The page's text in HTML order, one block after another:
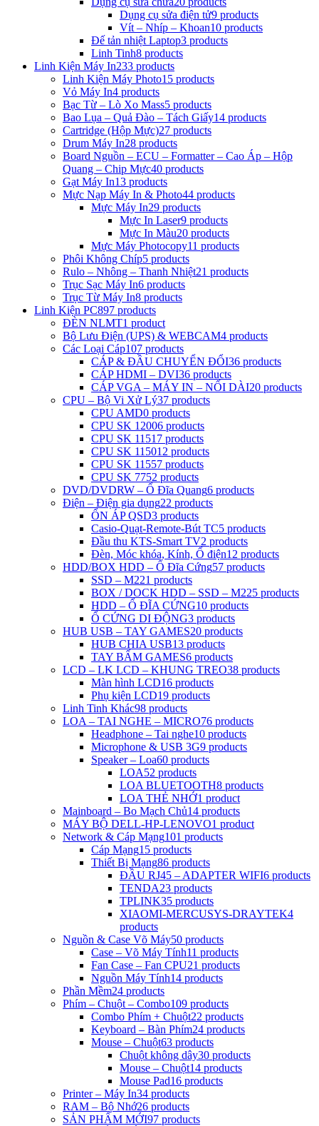
Dụng cụ sửa điện tử9 products
Vít – Nhíp – Khoan10 products
Đế tản nhiệt Laptop3 products
Linh Tinh8 products
Linh Kiện Máy In233 products
Linh Kiện Máy Photo15 products
Vỏ Máy In4 products
Bạc Từ – Lò Xo Mass5 products
Bao Lụa – Quả Đào – Tách Giấy14 products
Cartridge (Hộp Mực)27 products
Drum Máy In28 products
Board Nguồn – ECU – Formatter – Cao Áp – Hộp
Quang – Chip Mực40 products
Gạt Máy In13 products
Mực Nạp Máy In & Photo44 products
Mực Máy In29 products
Mực In Laser9 products
Mực In Màu20 products
Mực Máy Photocopy11 products
Phôi Không Chíp5 products
Rulo – Nhông – Thanh Nhiệt21 products
Trục Sạc Máy In6 products
Trục Từ Máy In8 products
Linh Kiện PC897 products
ĐÈN NLMT1 product
Bộ Lưu Điện (UPS) & WEBCAM4 products
Các Loại Cáp107 products
CÁP & ĐẦU CHUYỂN ĐỔI36 products
CÁP HDMI – DVI36 products
CÁP VGA – MÁY IN – NỐI DÀI20 products
CPU – Bộ Vi Xử Lý37 products
CPU AMD0 products
CPU SK 12006 products
CPU SK 1151 7 products
CPU SK 115012 products
CPU SK 11557 products
CPU SK 7752 products
DVD/DVDRW – Ổ Đĩa Quang6 products
Điện – Điện gia dụng22 products
ỔN ÁP QSD3 products
Casio-Quạt-Remote-Bút TC5 products
Đầu thu KTS-Smart TV2 products
Đèn, Móc khóa, Kính, Ổ điện12 products
HDD/BOX HDD – Ổ Đĩa Cứng57 products
SSD – M221 products
BOX / DOCK HDD – SSD – M225 products
HDD – Ổ ĐĨA CỨNG10 products
Ổ CỨNG DI ĐỘNG3 products
HUB USB – TAY GAMES20 products
HUB CHIA USB13 products
TAY BẤM GAMES6 products
LCD – LK LCD – KHUNG TREO38 products
Màn hình LCD16 products
Phụ kiện LCD19 products
Linh Tinh Khác98 products
LOA – TAI NGHE – MICRO76 products
Headphone – Tai nghe10 products
Microphone & USB 3G9 products
Speaker – Loa60 products
LOA52 products
LOA BLUETOOTH8 products
LOA THẺ NHỚ1 product
Mainboard – Bo Mạch Chủ14 products
MÁY BỘ DELL-HP-LENOVO1 product
Network & Cáp Mạng101 products
Cáp Mạng15 products
Thiết Bị Mạng86 products
ĐẦU RJ45 – ADAPTER WIFI6 products
TENDA23 products
TPLINK35 products
XIAOMI-MERCUSYS-DRAYTEK4
products
Nguồn & Case Võ Máy50 products
Case – Võ Máy Tính11 products
Fan Case – Fan CPU21 products
Nguồn Máy Tính14 products
Phần Mềm24 products
Phím – Chuột – Combo109 products
Combo Phím + Chuột22 products
Keyboard – Bàn Phím24 products
Mouse – Chuột63 products
Chuột không dây30 products
Mouse – Chuột14 products
Mouse Pad16 products
Printer – Máy In34 products
RAM – Bộ Nhớ26 products
SẢN PHẨM MỚI97 products